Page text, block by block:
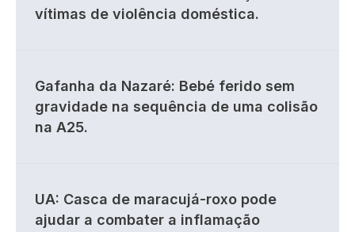
vítimas de violência doméstica.
Gafanha da Nazaré: Bebé ferido sem
gravidade na sequência de uma colisão
na A25.
UA: Casca de maracujá-roxo pode
ajudar a combater a inflamação